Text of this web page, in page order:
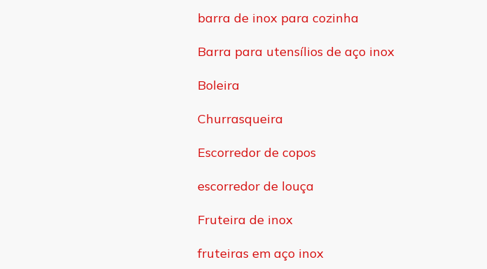
barra de inox para cozinha
Barra para utensílios de aço inox
Boleira
Churrasqueira
Escorredor de copos
escorredor de louça
Fruteira de inox
fruteiras em aço inox